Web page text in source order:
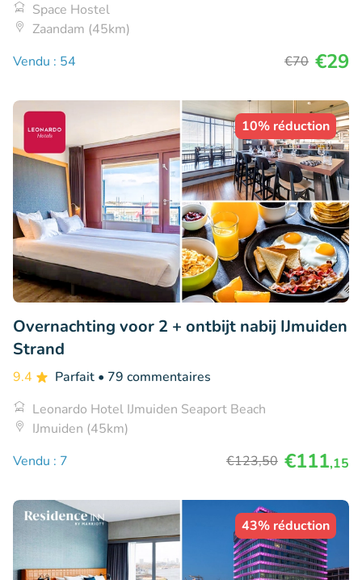
Space Hostel
Zaandam (45km)
Vendu : 54
€70 €29
10% réduction
Overnachting voor 2 + ontbijt nabij IJmuiden
Strand
9.4 Parfait • 79 commentaires
Leonardo Hotel IJmuiden Seaport Beach
IJmuiden (45km)
Vendu : 7
€123,50 €111,15
43% réduction